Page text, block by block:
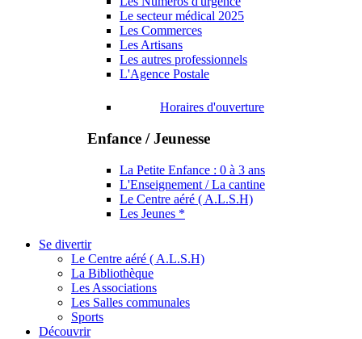
Le secteur médical 2025
Les Commerces
Les Artisans
Les autres professionnels
L'Agence Postale
Horaires d'ouverture
Enfance / Jeunesse
La Petite Enfance : 0 à 3 ans
L'Enseignement / La cantine
Le Centre aéré ( A.L.S.H)
Les Jeunes *
Se divertir
Le Centre aéré ( A.L.S.H)
La Bibliothèque
Les Associations
Les Salles communales
Sports
Découvrir